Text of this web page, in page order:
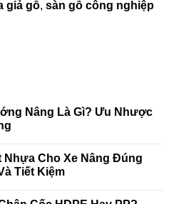
giả gỗ, sàn gỗ công nghiệp
Nâng Là Gì? Ưu Nhược
Nhựa Cho Xe Nâng Đúng
Tiết Kiệm